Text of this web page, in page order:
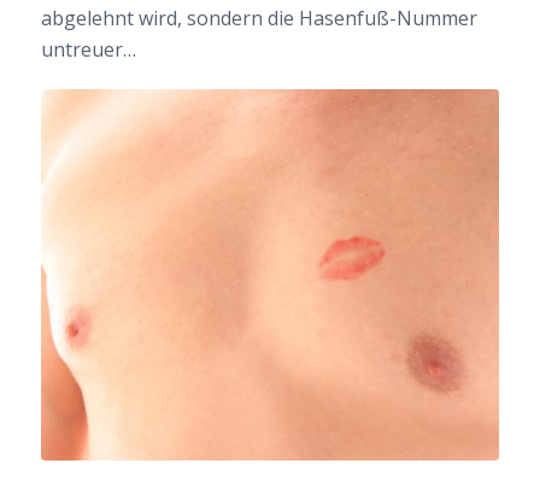
abgelehnt wird, sondern die Hasenfuß-Nummer
untreuer…